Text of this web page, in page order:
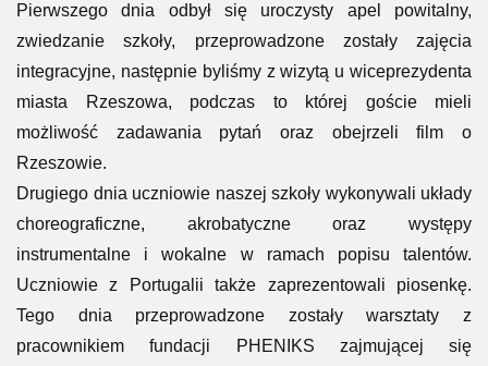
Pierwszego dnia odbył się uroczysty apel powitalny,
zwiedzanie szkoły, przeprowadzone zostały zajęcia
integracyjne, następnie byliśmy z wizytą u wiceprezydenta
miasta Rzeszowa, podczas to której goście mieli
możliwość zadawania pytań oraz obejrzeli film o
Rzeszowie.
Drugiego dnia uczniowie naszej szkoły wykonywali układy
choreograficzne, akrobatyczne oraz występy
instrumentalne i wokalne w ramach popisu talentów.
Uczniowie z Portugalii także zaprezentowali piosenkę.
Tego dnia przeprowadzone zostały warsztaty z
pracownikiem fundacji PHENIKS zajmującej się